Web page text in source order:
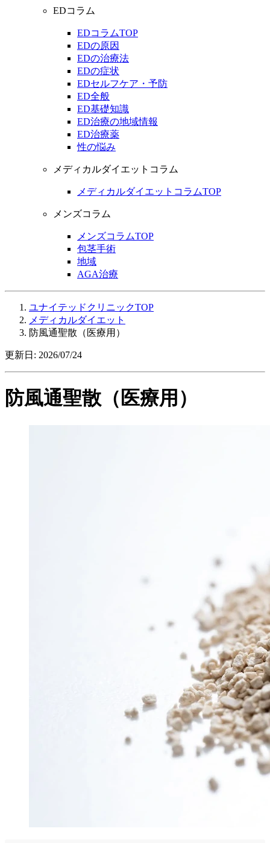
EDコラム
EDコラムTOP
EDの原因
EDの治療法
EDの症状
EDセルフケア・予防
ED全般
ED基礎知識
ED治療の地域情報
ED治療薬
性の悩み
メディカルダイエットコラム
メディカルダイエットコラムTOP
メンズコラム
メンズコラムTOP
包茎手術
地域
AGA治療
ユナイテッドクリニックTOP
メディカルダイエット
防風通聖散（医療用）
更新日: 2026/07/24
防風通聖散（医療用）